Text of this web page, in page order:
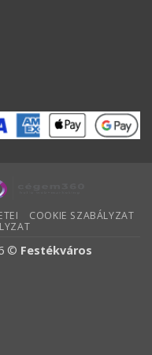
COOKIE SZABÁLYZAT
© Festékváros